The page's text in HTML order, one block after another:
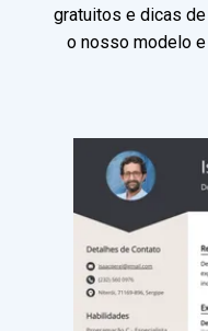
gratuitos e dicas
o nosso modelo